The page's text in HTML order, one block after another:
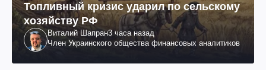
Топливный кризис ударил по сельскому
хозяйству РФ
Виталий Шапран3 часа назад
Член Украинского общества финансовых аналитиков